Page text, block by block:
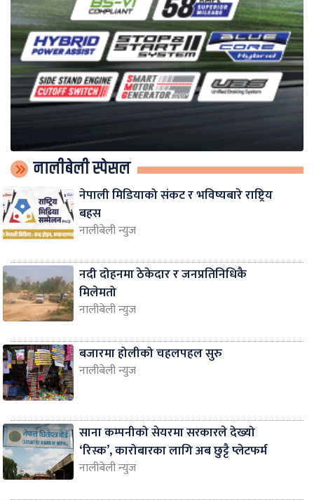
नालीबेली स्पेसल
नेपाली मिडियाको संकट र भविष्यबारे राष्ट्रिय
बहस
नालीबेली न्युज
नदी दोहनमा ठेकेदार र जनप्रतिनिधिकै
मिलेमतो
नालीबेली न्युज
बजारमा होलीको चहलपहल सुरु
नालीबेली न्युज
साना कम्पनीको सेयरमा सरकारले देख्यो
‘रिस्क’, कारोबारका लागि अब छुट्टै प्लेटफर्म
नालीबेली न्युज